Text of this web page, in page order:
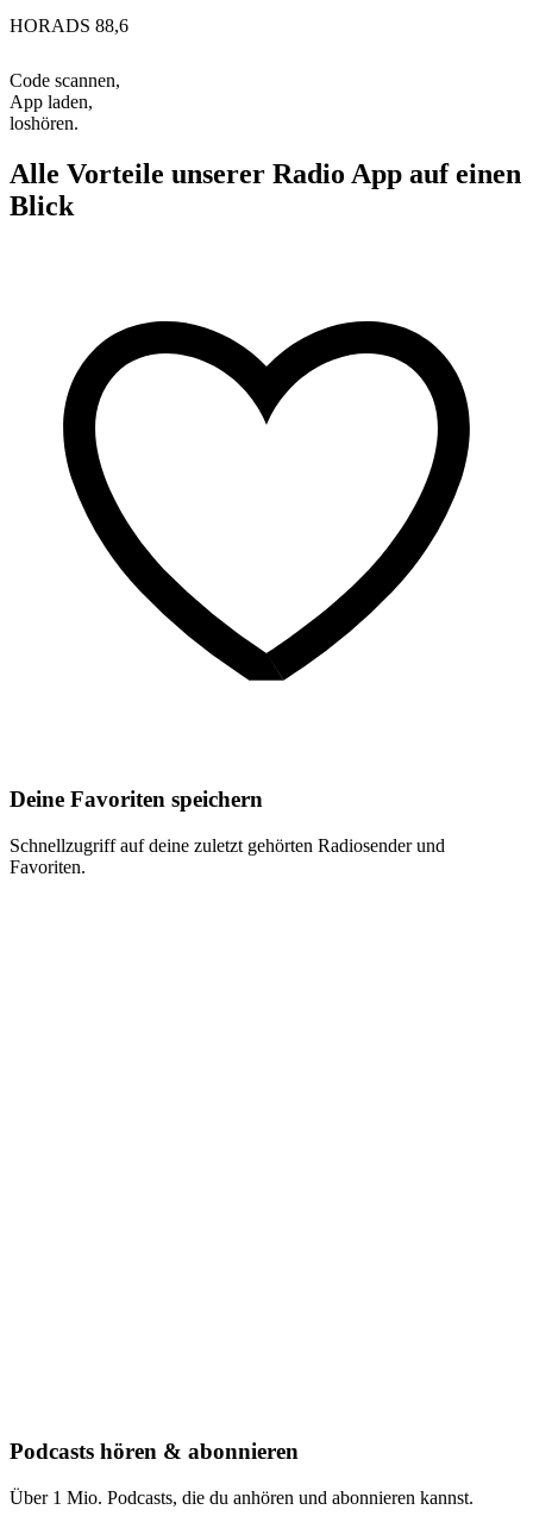
HORADS 88,6
Code scannen,
App laden,
loshören.
Alle Vorteile unserer Radio App auf einen
Blick
Deine Favoriten speichern
Schnellzugriff auf deine zuletzt gehörten Radiosender und
Favoriten.
Podcasts hören & abonnieren
Über 1 Mio. Podcasts, die du anhören und abonnieren kannst.